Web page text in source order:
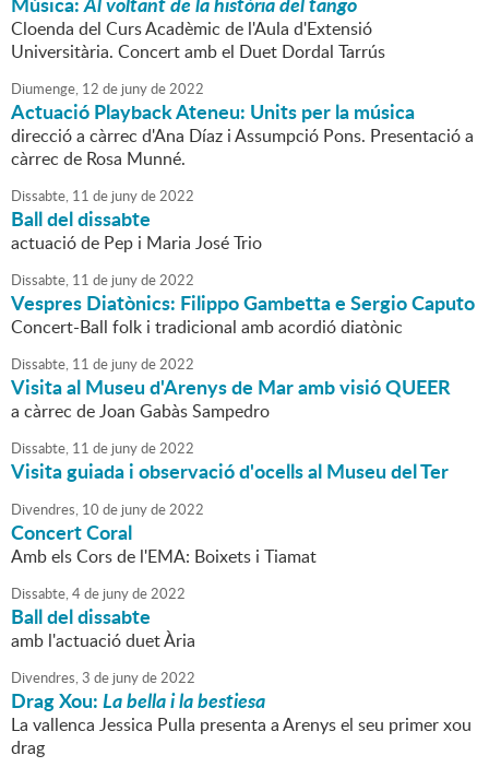
Cloenda del Curs Acadèmic de l'Aula d'Extensió
Universitària. Concert amb el Duet Dordal Tarrús
Diumenge, 12 de junyde2022
Actuació Playback Ateneu: Units per la música
direcció a càrrec d'Ana Díaz i Assumpció Pons. Presentació a
càrrec de Rosa Munné.
Dissabte, 11 de junyde2022
Ball del dissabte
actuació de Pep i Maria José Trio
Dissabte, 11 de junyde2022
Vespres Diatònics: Filippo Gambetta e Sergio Caputo
Concert-Ball folk i tradicional amb acordió diatònic
Dissabte, 11 de junyde2022
Visita al Museu d'Arenys de Mar amb visió QUEER
a càrrec de Joan Gabàs Sampedro
Dissabte, 11 de junyde2022
Visita guiada i observació d'ocells al Museu del Ter
Divendres, 10 de junyde2022
Concert Coral
Amb els Cors de l'EMA: Boixets i Tiamat
Dissabte,4de junyde2022
Ball del dissabte
amb l'actuació duet Ària
Divendres,3 de junyde2022
Drag Xou:La bella i la bestiesa
La vallenca Jessica Pulla presenta a Arenys el seu primer xou
drag